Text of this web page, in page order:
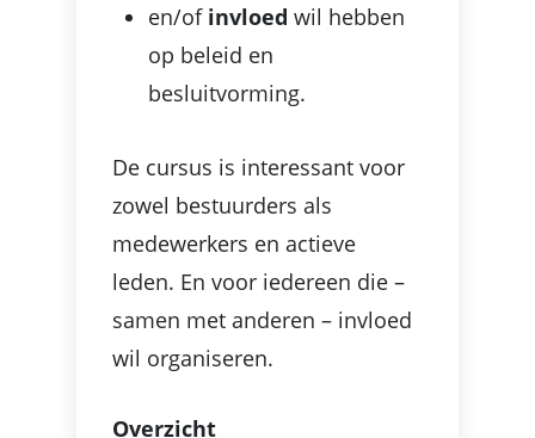
en/of invloed wil hebben
op beleid en
besluitvorming.
De cursus is interessant voor
zowel bestuurders als
medewerkers en actieve
leden. En voor iedereen die –
samen met anderen – invloed
wil organiseren.
Overzicht